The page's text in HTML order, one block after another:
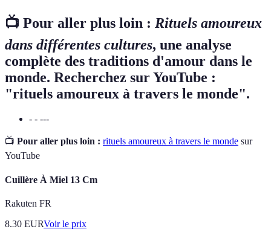
📺 Pour aller plus loin : Rituels amoureux
dans différentes cultures, une analyse
complète des traditions d'amour dans le
monde. Recherchez sur YouTube :
"rituels amoureux à travers le monde".
- - ---
📺 Pour aller plus loin : rituels amoureux à travers le monde sur
YouTube
Cuillère À Miel 13 Cm
Rakuten FR
8.30 EURVoir le prix